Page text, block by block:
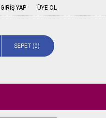
GİRİŞ YAP ÜYE OL
SEPET (0)